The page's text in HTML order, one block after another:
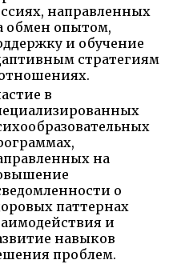
направленных
обмен опытом,
и обучение
стратегиям
в
на
о
паттернах
и
навыков
проблем.